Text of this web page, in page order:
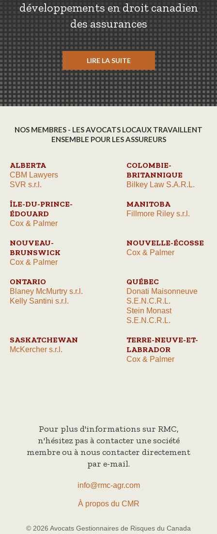
développements en droit canadien
des assurances
LIRE LA SUITE
NOS MEMBRES - LES AVOCATS LOCAUX TRAVAILLENT
ENSEMBLE POUR LES ASSUREURS
ALBERTA
CBM Lawyers
SVR s.r.l.
COLOMBIE-
BRITANNIQUE
Bilkey Law S.A.R.L.
ÎLE-DU-PRINCE-
ÉDOUARD
Cox & Palmer
MANITOBA
Fillmore Riley s.r.l.
NOUVEAU-
BRUNSWICK
Cox & Palmer
NOUVELLE-ÉCOSSE
Cox & Palmer
ONTARIO
Blaney McMurtry s.r.l.
Kelly Santini s.r.l.
QUÉBEC
Donati Maisonneuve
S.E.N.C.R.L.
Stein Monast
S.E.N.C.R.L.
SASKATCHEWAN
McKercher s.r.l.
TERRE-NEUVE-ET-
LABRADOR
Cox & Palmer
Pour plus d'informations sur RMC,
n'hésitez pas à contacter une société
membre ou à nous contacter directement
par e-mail.
info@rmc-agr.com
À propos du CMR
© 2026 Avocats Gestionnaires de Risques du Canada